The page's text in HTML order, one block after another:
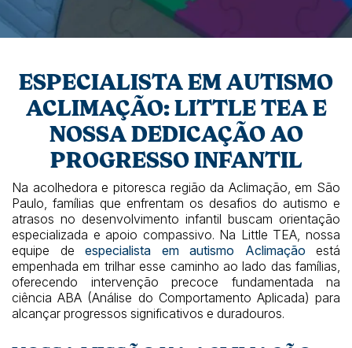
ESPECIALISTA EM AUTISMO
ACLIMAÇÃO: LITTLE TEA E
NOSSA DEDICAÇÃO AO
PROGRESSO INFANTIL
Na acolhedora e pitoresca região da Aclimação, em São
Paulo, famílias que enfrentam os desafios do autismo e
atrasos no desenvolvimento infantil buscam orientação
especializada e apoio compassivo. Na Little TEA, nossa
equipe de especialista em autismo Aclimação está
empenhada em trilhar esse caminho ao lado das famílias,
oferecendo intervenção precoce fundamentada na
ciência ABA (Análise do Comportamento Aplicada) para
alcançar progressos significativos e duradouros.